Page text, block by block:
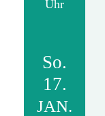
Uhr
So.
17.
JAN.